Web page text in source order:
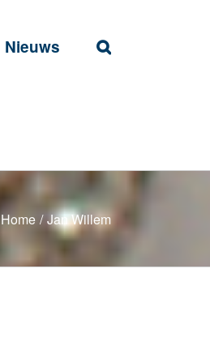
Nieuws
Home / Jan Willem